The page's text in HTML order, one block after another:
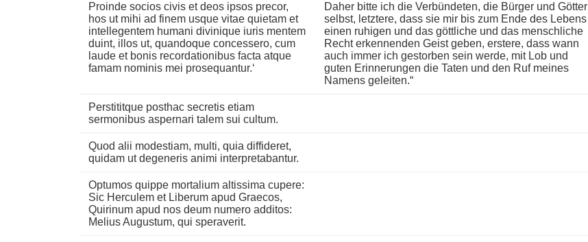
Proinde socios civis et deos ipsos precor,
hos ut mihi ad finem usque vitae quietam et
intellegentem humani divinique iuris mentem
duint, illos ut, quandoque concessero, cum
laude et bonis recordationibus facta atque
famam nominis mei prosequantur.‘
Daher bitte ich die Verbündeten, die Bürger und Götter
selbst, letztere, dass sie mir bis zum Ende des Lebens
einen ruhigen und das göttliche und das menschliche
Recht erkennenden Geist geben, erstere, dass wann
auch immer ich gestorben sein werde, mit Lob und
guten Erinnerungen die Taten und den Ruf meines
Namens geleiten.“
Perstititque posthac secretis etiam
sermonibus aspernari talem sui cultum.
Quod alii modestiam, multi, quia diffideret,
quidam ut degeneris animi interpretabantur.
Optumos quippe mortalium altissima cupere:
Sic Herculem et Liberum apud Graecos,
Quirinum apud nos deum numero additos:
Melius Augustum, qui speraverit.